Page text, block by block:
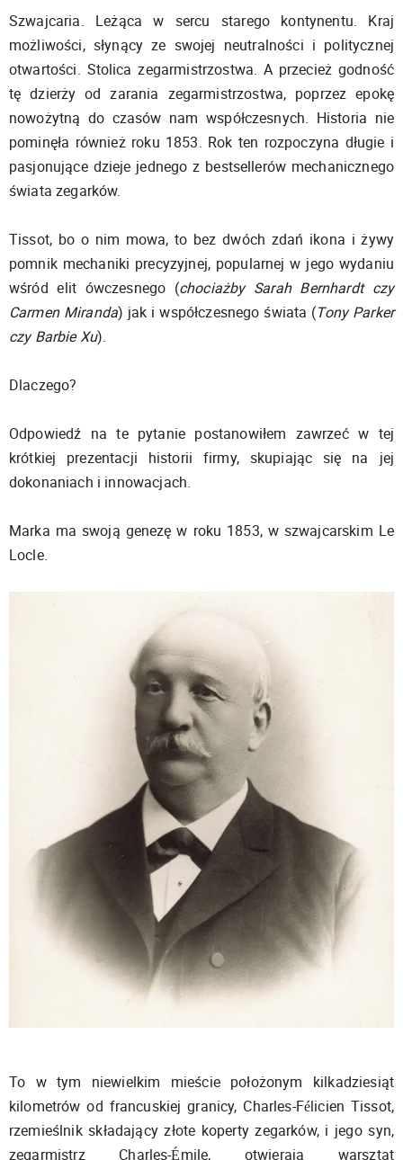
Szwajcaria. Leżąca w sercu starego kontynentu. Kraj
możliwości, słynący ze swojej neutralności i politycznej
otwartości. Stolica zegarmistrzostwa. A przecież godność
tę dzierży od zarania zegarmistrzostwa, poprzez epokę
nowożytną do czasów nam współczesnych. Historia nie
pominęła również roku 1853. Rok ten rozpoczyna długie i
pasjonujące dzieje jednego z bestsellerów mechanicznego
świata zegarków.
Tissot, bo o nim mowa, to bez dwóch zdań ikona i żywy
pomnik mechaniki precyzyjnej, popularnej w jego wydaniu
wśród elit ówczesnego (chociażby Sarah Bernhardt czy
Carmen Miranda) jak i współczesnego świata (Tony Parker
czy Barbie Xu).
Dlaczego?
Odpowiedź na te pytanie postanowiłem zawrzeć w tej
krótkiej prezentacji historii firmy, skupiając się na jej
dokonaniach i innowacjach.
Marka ma swoją genezę w roku 1853, w szwajcarskim Le
Locle.
To w tym niewielkim mieście położonym kilkadziesiąt
kilometrów od francuskiej granicy, Charles-Félicien Tissot,
rzemieślnik składający złote koperty zegarków, i jego syn,
zegarmistrz Charles-Émile, otwierają warsztat